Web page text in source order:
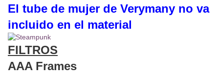
El tube de mujer de Verymany no va
incluido en el material
FILTROS
AAA Frames